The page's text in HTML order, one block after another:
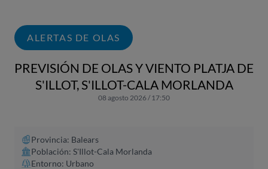
ALERTAS DE OLAS
PREVISIÓN DE OLAS Y VIENTO PLATJA DE
S'ILLOT, S'ILLOT-CALA MORLANDA
08 agosto 2026 / 17:50
Provincia: Balears
Población: S'Illot-Cala Morlanda
Entorno: Urbano